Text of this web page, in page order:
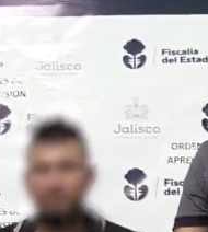
en incendio de una
en calles de El
de 21 adolescentes
en Tlajomulco
en EU vinculado a